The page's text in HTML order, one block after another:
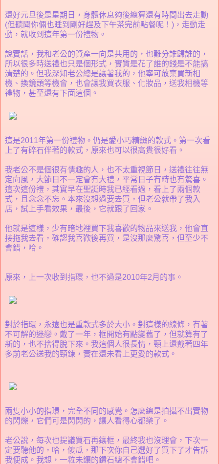
還好元旦後是星期日，身體休息夠後總算還有時間出去走動
(但聽聞你倆也睡到剛好趕及下午茶完前點餐呢！)，走動走
動，就收到這年第一份禮物。
說實話，我和老公的資產一向是共用的，也難分誰歸誰的，
所以很多時送禮也只是個形式，實質是花了誰的錢是不能搞
清楚的。但我深知老公總是讓著我的，他寧可放棄買新相
機、換鏡頭等機會，也會讓我買衣服、化妝品，送我相機等
禮物，甚至還有下面這個。
這是2011年第一份禮物。仍是愛小巧精緻的款式。第一次看
上了有碎石伴著的款式，原來也可以很高貴很好看。
我老公不是個很有情趣的人，也不太重視節日，送禮往往無
定向風，大節日不一定會有大禮，平常日子有時也有驚喜。
這次這份禮，其實早在聖誕時我已經看過，看上了兩個款
式，且念念不忘。本來沒想過要去買，但老公就帶了我入
店，試上手看效果，最後，它就跟了回家。
他就是這樣，少有暗地裡買下我喜歡的物品來送我，他會直
接拖我去看，確認我喜歡後再買，是沒那麼驚喜，但至少不
會錯，哈。
原來，上一次收到指環，也不過是2010年2月的事。
對於指環，永遠也是重款式多於大小。對這樣的線條，有著
不可解的迷戀。戴了一年，框開始有點變舊了，但就算有了
新的，也不捨得脫下來。我這個人很長情，頸上還戴著四年
多前老公送我的頸鍊，實在還未看上更愛的款式。
兩隻小小的指環，完全不同的感覺。怎麼總是拍攝不出實物
的閃爍，它們可是閃閃的，讓人看得心都樂了。
老公說，每次也提議買石再鑲框，最終我也沒理會，下次一
定要聽他的，哈，傻瓜，那下次你自己選好了買下了才告訴
我便成。我想，一粒未鑲的鑽石總不會錯吧。